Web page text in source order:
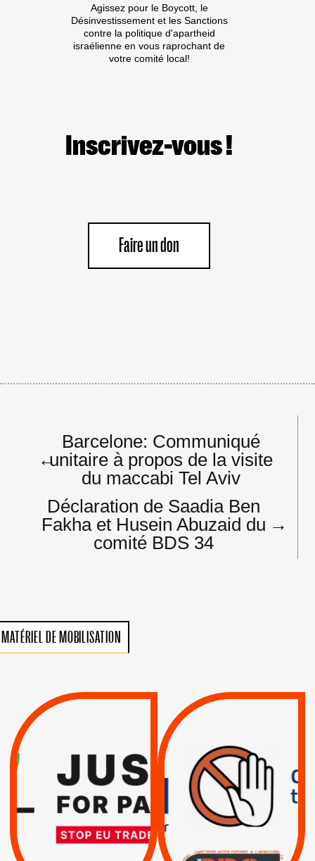
PRODUITS
ISRAÉLIENS :
LA
FRANCE
CONDAMNEE
Agissez pour le Boycott, le
Désinvestissement et les Sanctions
contre la politique d'apartheid
israélienne en vous raprochant de
votre comité local!
Inscrivez-vous !
Faire un don
Navigation
l’article
←
Barcelone: Communiqué
unitaire à propos de la visite
du maccabi Tel Aviv
Déclaration de Saadia Ben
Fakha et Husein Abuzaid du
comité BDS 34
→
MATÉRIEL DE MOBILISATION
VIOLATIONS DES
SUSPENSION
TOTALE DE
L’ACCORD
D’ASSOCIATION UE-
ISRAËL
RESPECT DU DROIT
INTERNATIONAL ?
TRUMP, MACRON :
MÊME COMBAT
| Actus |
| Boycott militaire |